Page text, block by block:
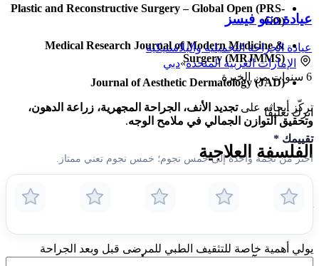
Plastic and Reconstructive Surgery – Global Open (PRS-
GO)
Medical Research Journal of Modern Medicine &
Surgery (MRJMMS)
Journal of Aesthetic Dermatology (JAD)
تركّز أبحاثه علىتجديد الأنف، الجراحة المجهرية، زراعة الدهون،
وتحقيق التوازن الجمالي في ملامح الوجه.
الفلسفة العلاجية
يرى الدكتور حميد كريمي أن
والفن.
مبالغة
يولي أهمية خاصة للتثقيف الطبي للمرضى قبل وبعد الجراحة
عيادة دنتو فيسز
عيادة الجراحة التجميلية والبلاستيكية
الإمارات العربية المتحدة»دبي
6 سنوات من الخبرة
اترك تعليقًا
تقييمك *
اختر من نجمة واحدة إلى خمس نجوم؛ خمس نجوم تعني ممتاز.